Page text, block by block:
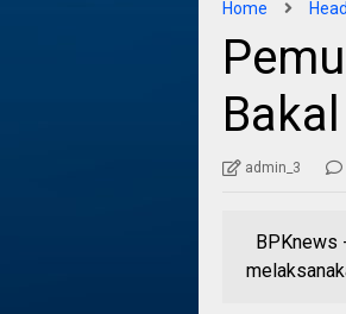
Home
admin_3
BPKnews